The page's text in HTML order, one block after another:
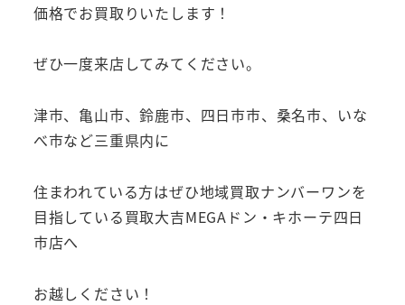
価格でお買取りいたします！
ぜひ一度来店してみてください。
津市、亀山市、鈴鹿市、四日市市、桑名市、いな
べ市など三重県内に
住まわれている方はぜひ地域買取ナンバーワンを
目指している買取大吉MEGAドン・キホーテ四日
市店へ
お越しください！